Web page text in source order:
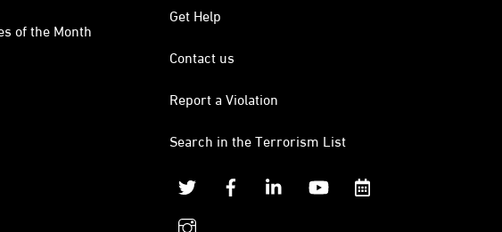
of the Month
Get Help
Contact us
Report a Violation
Search in the Terrorism List
Twitter
Facebook Linkedin YouTube